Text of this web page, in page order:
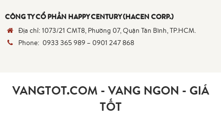
CÔNG TY CỔ PHẦN HAPPY CENTURY (HACEN CORP.)
Địa chỉ: 1073/21 CMT8, Phường 07, Quận Tân Bình, TP.HCM.
Phone: 0933 365 989 – 0901 247 868
VANGTOT.COM - VANG NGON - GIÁ
TỐT